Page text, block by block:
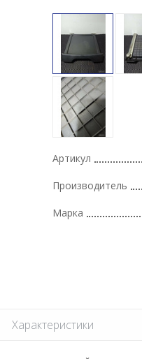
Артикул
Производитель
Марка
Характеристики